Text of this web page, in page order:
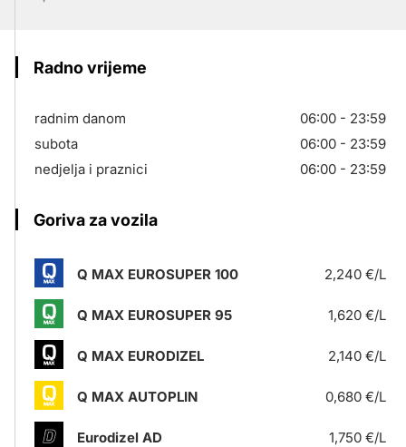
Radno vrijeme
radnim danom
06:00 - 23:59
subota
06:00 - 23:59
nedjelja i praznici
06:00 - 23:59
Goriva za vozila
Q MAX EUROSUPER 100 2,240 €/L
Q MAX EUROSUPER 95 1,620 €/L
Q MAX EURODIZEL 2,140 €/L
Q MAX AUTOPLIN 0,680 €/L
Eurodizel AD 1,750 €/L